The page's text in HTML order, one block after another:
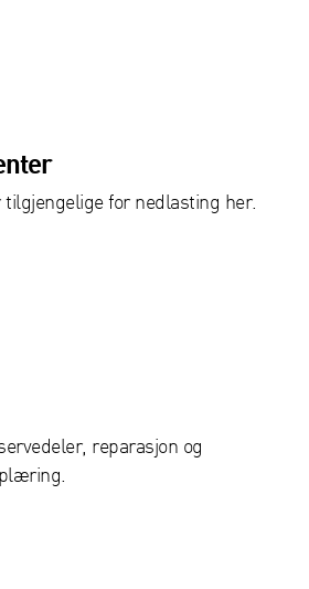
for nedlasting her.
reparasjon og